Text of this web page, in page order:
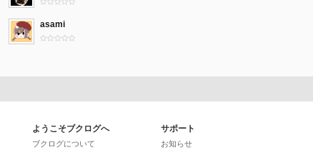
asami
ようこそブクログへ
ブクログについて
サポート
お知らせ